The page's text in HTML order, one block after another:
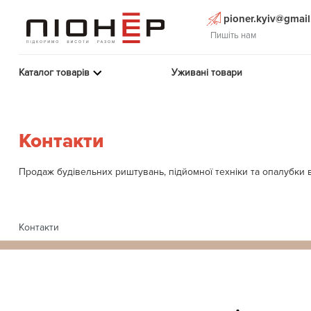
Пишіть нам
Каталог товарів Уживані товари
Контакти
Продаж будівельних риштувань, підйомної техніки та опалубки в
Контакти